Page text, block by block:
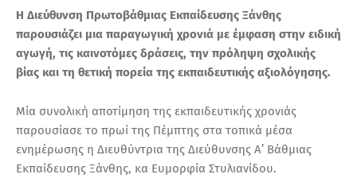
Η Διεύθυνση Πρωτοβάθμιας Εκπαίδευσης Ξάνθης
παρουσιάζει μια παραγωγική χρονιά με έμφαση στην ειδική
αγωγή, τις καινοτόμες δράσεις, την πρόληψη σχολικής
βίας και τη θετική πορεία της εκπαιδευτικής αξιολόγησης.
Μία συνολική αποτίμηση της εκπαιδευτικής χρονιάς
παρουσίασε το πρωί της Πέμπτης στα τοπικά μέσα
ενημέρωσης η Διευθύντρια της Διεύθυνσης Α’ Βάθμιας
Εκπαίδευσης Ξάνθης, κα Ευμορφία Στυλιανίδου.